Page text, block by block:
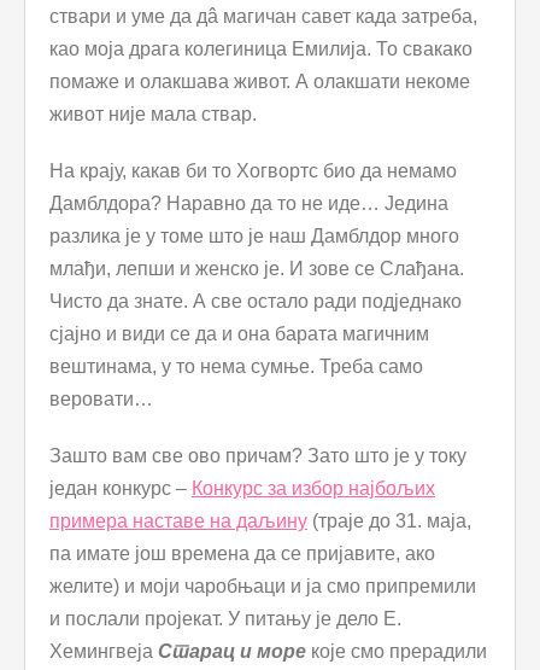
ствари и уме да дâ магичан савет када затреба,
као моја драга колегиница Емилија. То свакако
помаже и олакшава живот. А олакшати некоме
живот није мала ствар.
На крају, какав би то Хогвортс био да немамо
Дамблдора? Наравно да то не иде… Једина
разлика је у томе што је наш Дамблдор много
млађи, лепши и женско је. И зове се Слађана.
Чисто да знате. А све остало ради подједнако
сјајно и види се да и она барата магичним
вештинама, у то нема сумње. Треба само
веровати…
Зашто вам све ово причам? Зато што је у току
један конкурс – Конкурс за избор најбољих
примера наставе на даљину (траје до 31. маја,
па имате још времена да се пријавите, ако
желите) и моји чаробњаци и ја смо припремили
и послали пројекат. У питању је дело Е.
Хемингвеја Старац и море које смо прерадили